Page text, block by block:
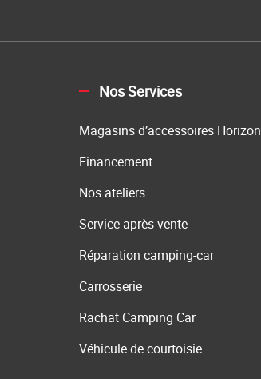
Nos Services
Magasins d’accessoires Horizon
Financement
Nos ateliers
Service après-vente
Réparation camping-car
Carrosserie
Rachat Camping Car
Véhicule de courtoisie